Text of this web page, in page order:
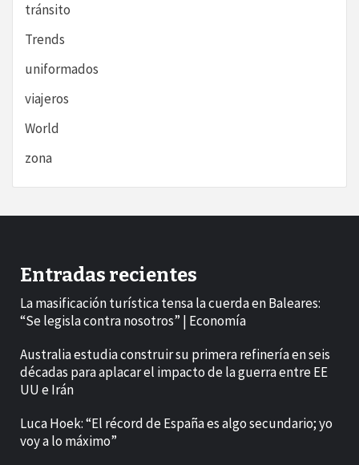
tránsito
Trends
uniformados
viajeros
World
zona
Entradas recientes
La masificación turística tensa la cuerda en Baleares:
“Se legisla contra nosotros” | Economía
Australia estudia construir su primera refinería en seis
décadas para aplacar el impacto de la guerra entre EE
UU e Irán
Luca Hoek: “El récord de España es algo secundario; yo
voy a lo máximo”